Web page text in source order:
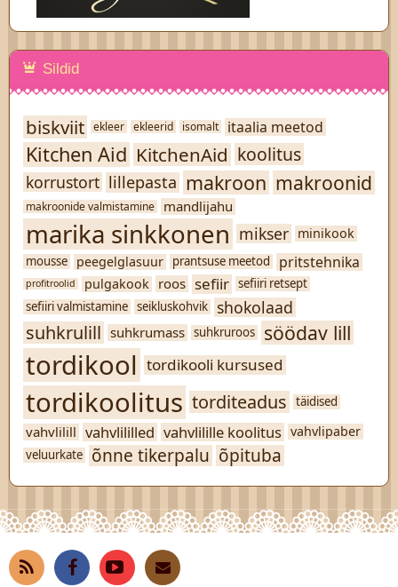
Sildid
biskviit ekleer ekleerid isomalt itaalia meetod
Kitchen Aid KitchenAid koolitus
korrustort lillepasta makroon makroonid
makroonide valmistamine mandlijahu
marika sinkkonen mikser minikook
mousse peegelglasuur prantsuse meetod pritstehnika
profitroolid pulgakook roos sefiir sefiiri retsept
sefiiri valmistamine seikluskohvik shokolaad
suhkrulill suhkrumass suhkruroos söödav lill
tordikool tordikooli kursused
tordikoolitus torditeadus täidised
vahvlilill vahvlililled vahvlilille koolitus vahvlipaber
veluurkate õnne tikerpalu õpituba